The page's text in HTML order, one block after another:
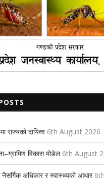
राज्यको दायित्व 6th August 2026
विकास मोडेल 6th August
अधिकार र स्वास्थ्यको आधार